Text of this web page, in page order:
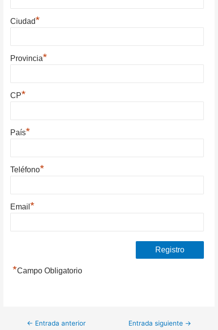
Ciudad*
Provincia*
CP*
País*
Teléfono*
Email*
*Campo Obligatorio
Navegación
← Entrada anterior Entrada siguiente →